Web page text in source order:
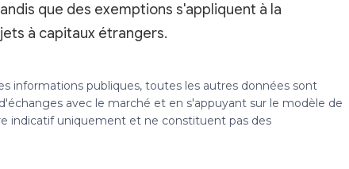
que des exemptions s'appliquent à la
à capitaux étrangers.
informations publiques, toutes les autres données sont
avec le marché et en s'appuyant sur le modèle de
indicatif uniquement et ne constituent pas des